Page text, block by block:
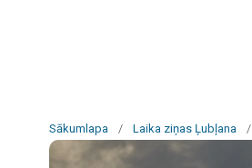
Sākumlapa / Laika ziņas Ļubļana /